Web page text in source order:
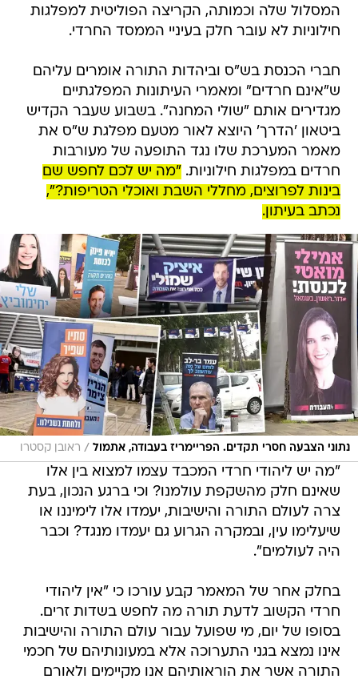
המסלול שלה וכמותה, הקריצה הפוליטית למפלגות
חילוניות לא עובר חלק בעיניי הממסד החרדי.
חברי הכנסת בש"ס וביהדות התורה אומרים עליהם
ש"אינם חרדים" ומאמרי העיתונות המפלגתיים
מגדירים אותם "שולי המחנה". בשבוע שעבר הקדיש
ביטאון 'הדרך' היוצא לאור מטעם מפלגת ש"ס את
מאמר המערכת שלו נגד התופעה של מעורבות
חרדים במפלגות חילוניות. "מה יש לכם לחפש שם
בינות לפרוצים, מחללי השבת ואוכלי הטריפות?",
נכתב בעיתון.
נתוני הצבעה חסרי תקדים. הפריימריז בעבודה, אתמול / ראובן קסטרו
"מה יש ליהודי חרדי המכבד עצמו למצוא בין אלו
שאינם חלק מהשקפת עולמנו? וכי ברגע הנכון, בעת
צרה לעולם התורה והישיבות, יעמדו אלו לימיננו או
שיעלימו עין, ובמקרה הגרוע גם יעמדו מנגד? וכבר
היה לעולמים".
בחלק אחר של המאמר קבע עורכו כי "אין ליהודי
חרדי הקשוב לדעת תורה מה לחפש בשדות זרים.
בסופו של יום, מי שפועל עבור עולם התורה והישיבות
אינו נמצא בגני התערוכה אלא במעונותיהם של חכמי
התורה אשר את הוראותיהם אנו מקיימים ולאורם